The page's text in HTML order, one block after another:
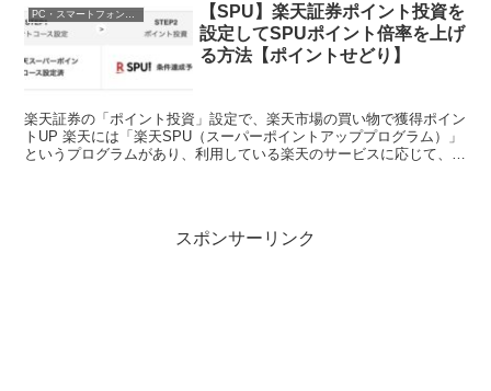
PC・スマートフォン・電子マネー
【SPU】楽天証券ポイント投資を
設定してSPUポイント倍率を上げ
る方法【ポイントせどり】
楽天証券の「ポイント投資」設定で、楽天市場の買い物で獲得ポイン
トUP 楽天には「楽天SPU（スーパーポイントアッププログラム）」
というプログラムがあり、利用している楽天のサービスに応じて、楽
スポンサーリンク